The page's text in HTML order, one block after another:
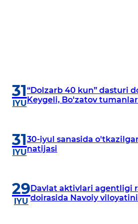
31
IYU
“Dolzarb 40 kun” dasturi
Keygeli, Bo'zatov
31
IYU
30-iyul sanasida
natijasi
29
IYU
Davlat aktivlari agentligi
doirasida Navoiy